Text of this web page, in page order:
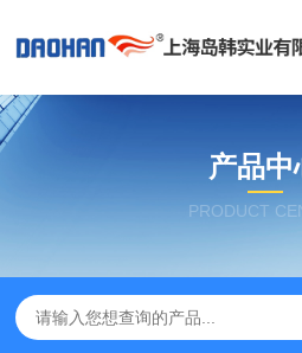
产品中
PRODUCT